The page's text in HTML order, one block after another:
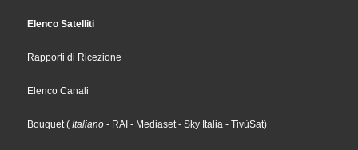
Elenco Satelliti
Rapporti di Ricezione
Elenco Canali
Bouquet( Italiano - RAI - Mediaset- Sky Italia - TivùSat)